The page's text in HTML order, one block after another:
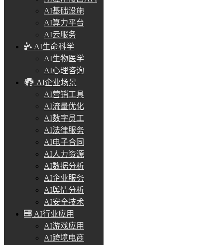
AI基础设施
AI算力平台
AI云服务
AI生命科学
AI生物医学
AI心理咨询
AI企业场景
AI营销工具
AI流量优化
AI数字员工
AI法律服务
AI电子合同
AI人力资源
AI数据分析
AI企业服务
AI舆情分析
AI安全技术
AI行业应用
AI游戏应用
AI跨境电商